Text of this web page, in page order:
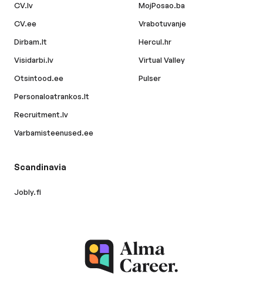
CV.lv
CV.ee
Dirbam.lt
Visidarbi.lv
Otsintood.ee
Personaloatrankos.lt
Recruitment.lv
Varbamisteenused.ee
MojPosao.ba
Vrabotuvanje
Hercul.hr
Virtual Valley
Pulser
Scandinavia
Jobly.fi